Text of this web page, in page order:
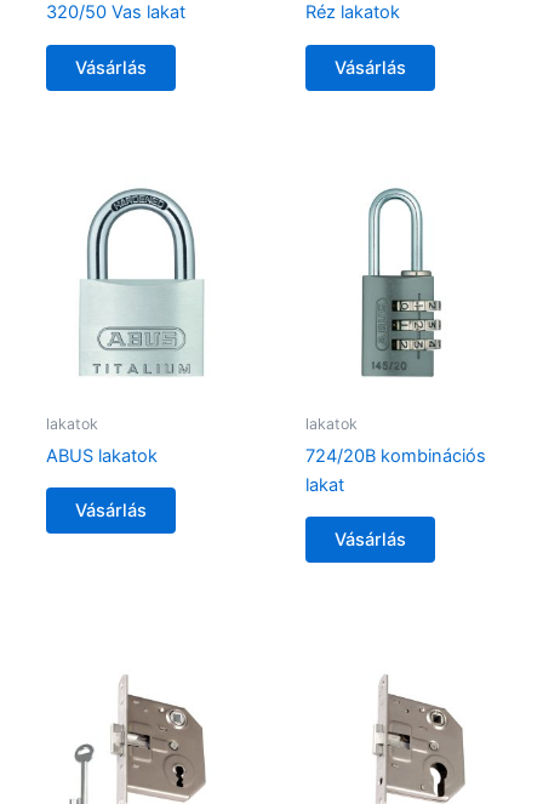
320/50 Vas lakat
Vásárlás
Réz lakatok
Vásárlás
lakatok
ABUS lakatok
Vásárlás
lakatok
724/20B kombinációs
lakat
Vásárlás